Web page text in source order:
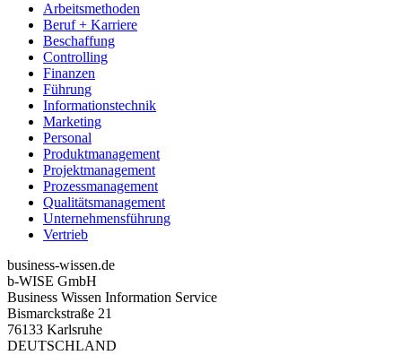
Arbeitsmethoden
Beruf + Karriere
Beschaffung
Controlling
Finanzen
Führung
Informationstechnik
Marketing
Personal
Produktmanagement
Projektmanagement
Prozessmanagement
Qualitätsmanagement
Unternehmensführung
Vertrieb
business-wissen.de
b-WISE GmbH
Business Wissen Information Service
Bismarckstraße 21
76133 Karlsruhe
DEUTSCHLAND